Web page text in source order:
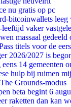
nu gratis op pc
bitcoinwallets
vaker
massaal gedeeld
titels voor de
2026/2027 is
14 gemeenten
hulp bij ruimen
Grounds-modus
beta begint 6
raketten dan kan